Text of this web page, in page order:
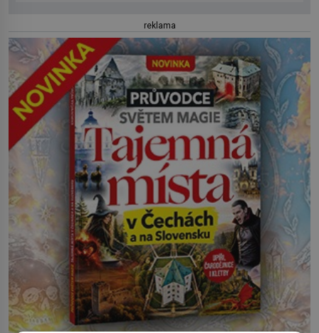
reklama